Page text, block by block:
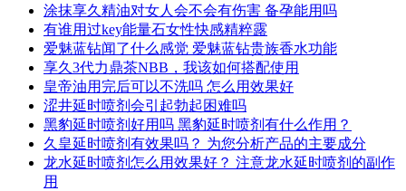
涂抹享久精油对女人会不会有伤害 备孕能用吗
有谁用过key能量石女性快感精粹露
爱魅蓝钻闻了什么感觉 爱魅蓝钻贵族香水功能
享久3代力鼎茶NBB，我该如何搭配使用
皇帝油用完后可以不洗吗 怎么用效果好
涩井延时喷剂会引起勃起困难吗
黑豹延时喷剂好用吗 黑豹延时喷剂有什么作用？
久皇延时喷剂有效果吗？ 为您分析产品的主要成分
龙水延时喷剂怎么用效果好？ 注意龙水延时喷剂的副作
用